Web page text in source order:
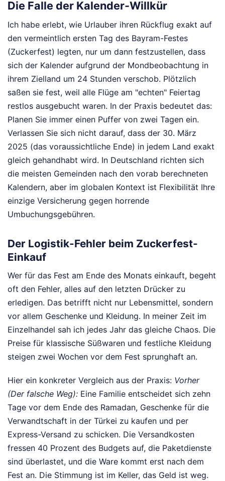
Die Falle der Kalender-Willkür
Ich habe erlebt, wie Urlauber ihren Rückflug exakt auf
den vermeintlich ersten Tag des Bayram-Festes
(Zuckerfest) legten, nur um dann festzustellen, dass
sich der Kalender aufgrund der Mondbeobachtung in
ihrem Zielland um 24 Stunden verschob. Plötzlich
saßen sie fest, weil alle Flüge am "echten" Feiertag
restlos ausgebucht waren. In der Praxis bedeutet das:
Planen Sie immer einen Puffer von zwei Tagen ein.
Verlassen Sie sich nicht darauf, dass der 30. März
2025 (das voraussichtliche Ende) in jedem Land exakt
gleich gehandhabt wird. In Deutschland richten sich
die meisten Gemeinden nach den vorab berechneten
Kalendern, aber im globalen Kontext ist Flexibilität Ihre
einzige Versicherung gegen horrende
Umbuchungsgebühren.
Der Logistik-Fehler beim Zuckerfest-
Einkauf
Wer für das Fest am Ende des Monats einkauft, begeht
oft den Fehler, alles auf den letzten Drücker zu
erledigen. Das betrifft nicht nur Lebensmittel, sondern
vor allem Geschenke und Kleidung. In meiner Zeit im
Einzelhandel sah ich jedes Jahr das gleiche Chaos. Die
Preise für klassische Süßwaren und festliche Kleidung
steigen zwei Wochen vor dem Fest sprunghaft an.
Hier ein konkreter Vergleich aus der Praxis: Vorher
(Der falsche Weg): Eine Familie entscheidet sich zehn
Tage vor dem Ende des Ramadan, Geschenke für die
Verwandtschaft in der Türkei zu kaufen und per
Express-Versand zu schicken. Die Versandkosten
fressen 40 Prozent des Budgets auf, die Paketdienste
sind überlastet, und die Ware kommt erst nach dem
Fest an. Die Stimmung ist im Keller, das Geld ist weg.